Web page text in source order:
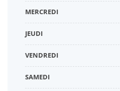
MERCREDI
JEUDI
VENDREDI
SAMEDI